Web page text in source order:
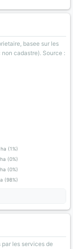
basee sur les
cadastre). Source :
(1%)
(0%)
(0%)
(98%)
les services de